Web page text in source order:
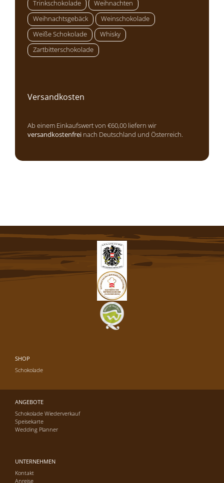
Trinkschokolade
Weihnachten
Weihnachtsgebäck
Weinschokolade
Weiße Schokolade
Whisky
Zartbitterschokolade
Versandkosten
Ab einem Einkaufswert von €60,00 liefern wir
versandkostenfrei nach Deutschland und Österreich.
SHOP
Schokolade
ANGEBOTE
Schokolade Wiederverkauf
Speisekarte
Wedding Planner
UNTERNEHMEN
Kontakt
Anreise